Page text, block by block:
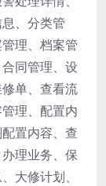
、分类管
理、档案管
同管理、设
单、查看流
理、配置内
置内容、查
理业务、保
大修计划、